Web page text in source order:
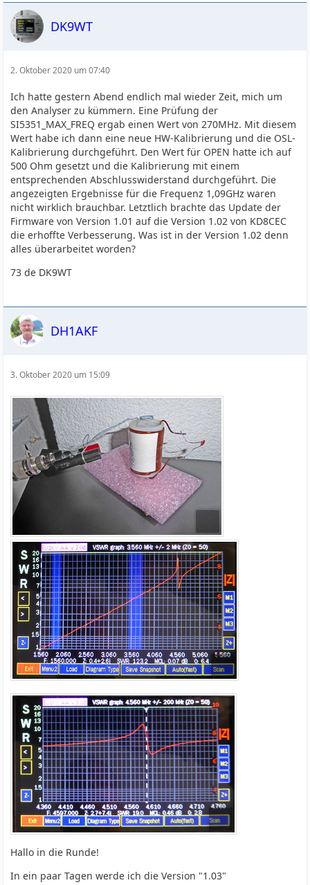
DK9WT
2. Oktober 2020 um 07:40
Ich hatte gestern Abend endlich mal wieder Zeit, mich um
den Analyser zu kümmern. Eine Prüfung der
SI5351_MAX_FREQ ergab einen Wert von 270MHz. Mit diesem
Wert habe ich dann eine neue HW-Kalibrierung und die OSL-
Kalibrierung durchgeführt. Den Wert für OPEN hatte ich auf
500 Ohm gesetzt und die Kalibrierung mit einem
entsprechenden Abschlusswiderstand durchgeführt. Die
angezeigten Ergebnisse für die Frequenz 1,09GHz waren
nicht wirklich brauchbar. Letztlich brachte das Update der
Firmware von Version 1.01 auf die Version 1.02 von KD8CEC
die erhoffte Verbesserung. Was ist in der Version 1.02 denn
alles überarbeitet worden?
73 de DK9WT
DH1AKF
3. Oktober 2020 um 15:09
Hallo in die Runde!
In ein paar Tagen werde ich die Version "1.03"